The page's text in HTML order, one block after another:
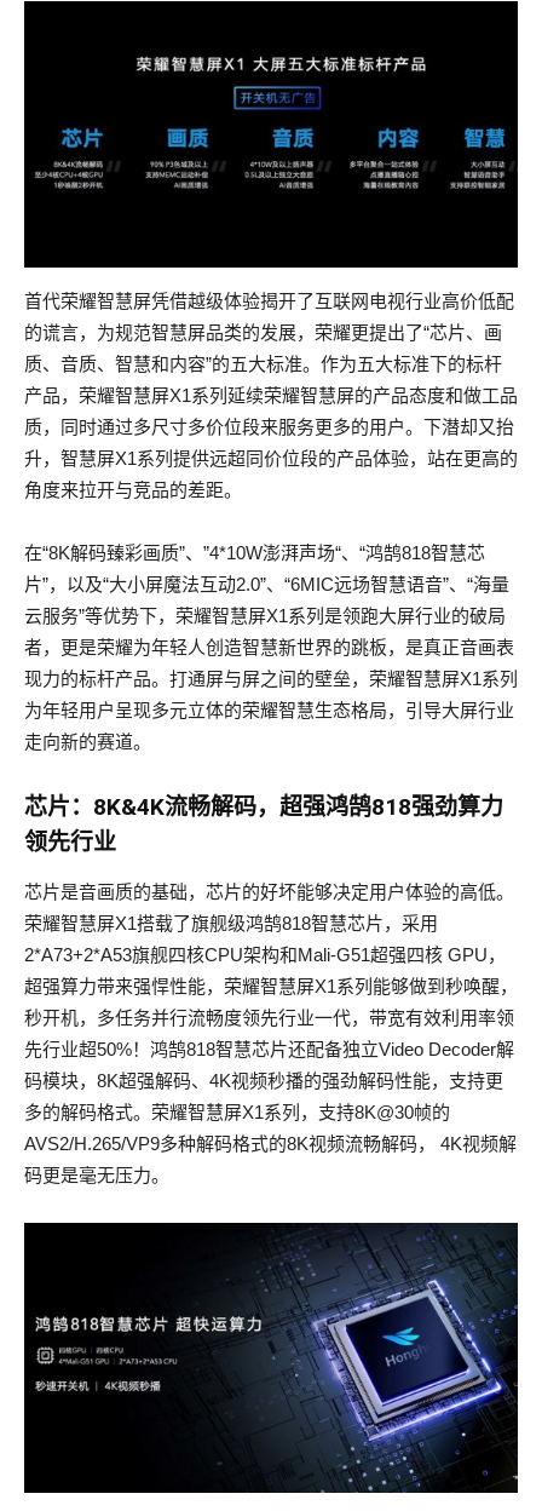
首代荣耀智慧屏凭借越级体验揭开了互联网电视行业高价低配
的谎言，为规范智慧屏品类的发展，荣耀更提出了“芯片、画
质、音质、智慧和内容”的五大标准。作为五大标准下的标杆
产品，荣耀智慧屏X1系列延续荣耀智慧屏的产品态度和做工品
质，同时通过多尺寸多价位段来服务更多的用户。下潜却又抬
升，智慧屏X1系列提供远超同价位段的产品体验，站在更高的
角度来拉开与竞品的差距。
在“8K解码臻彩画质”、”4*10W澎湃声场“、“鸿鹄818智慧芯
片”，以及“大小屏魔法互动2.0”、“6MIC远场智慧语音”、“海量
云服务”等优势下，荣耀智慧屏X1系列是领跑大屏行业的破局
者，更是荣耀为年轻人创造智慧新世界的跳板，是真正音画表
现力的标杆产品。打通屏与屏之间的壁垒，荣耀智慧屏X1系列
为年轻用户呈现多元立体的荣耀智慧生态格局，引导大屏行业
走向新的赛道。
芯片：8K&4K流畅解码，超强鸿鹄818强劲算力
领先行业
芯片是音画质的基础，芯片的好坏能够决定用户体验的高低。
荣耀智慧屏X1搭载了旗舰级鸿鹄818智慧芯片，采用
2*A73+2*A53旗舰四核CPU架构和Mali-G51超强四核 GPU，
超强算力带来强悍性能，荣耀智慧屏X1系列能够做到秒唤醒，
秒开机，多任务并行流畅度领先行业一代，带宽有效利用率领
先行业超50%！鸿鹄818智慧芯片还配备独立Video Decoder解
码模块，8K超强解码、4K视频秒播的强劲解码性能，支持更
多的解码格式。荣耀智慧屏X1系列，支持8K@30帧的
AVS2/H.265/VP9多种解码格式的8K视频流畅解码， 4K视频解
码更是毫无压力。